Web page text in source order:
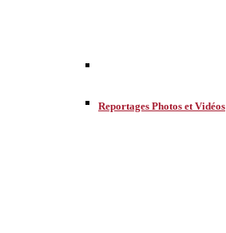
Reportages Photos et Vidéos